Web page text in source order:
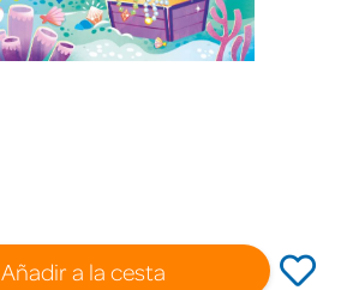
Añadir a la cesta